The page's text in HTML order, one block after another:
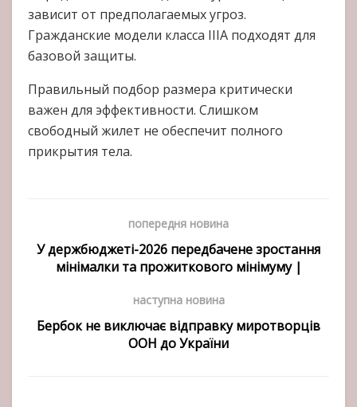
зависит от предполагаемых угроз.
Гражданские модели класса IIIA подходят для
базовой защиты.
Правильный подбор размера критически
важен для эффективности. Слишком
свободный жилет не обеспечит полного
прикрытия тела.
попередня новина
У держбюджеті-2026 передбачене зростання
мінімалки та прожиткового мінімуму |
наступна новина
Бербок не виключає відправку миротворців
ООН до України